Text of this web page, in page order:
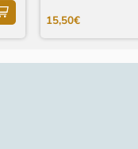
15,50€